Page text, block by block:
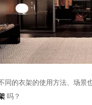
同的衣架的使用方法、场景
吗？